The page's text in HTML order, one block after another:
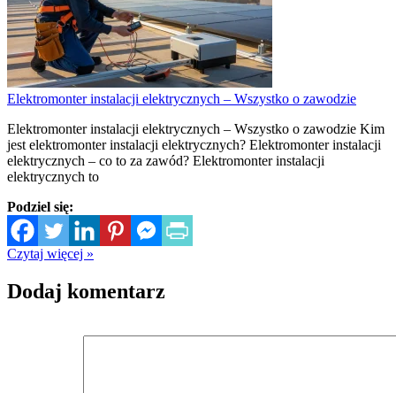
Elektromonter instalacji elektrycznych – Wszystko o zawodzie
Elektromonter instalacji elektrycznych – Wszystko o zawodzie Kim
jest elektromonter instalacji elektrycznych? Elektromonter instalacji
elektrycznych – co to za zawód? Elektromonter instalacji
elektrycznych to
Podziel się:
Czytaj więcej »
Dodaj komentarz